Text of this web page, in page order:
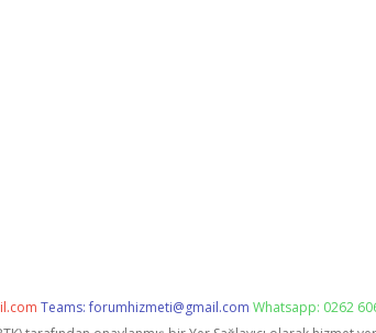
Teams:forumhizmeti@gmail.com Whatsapp: 0262